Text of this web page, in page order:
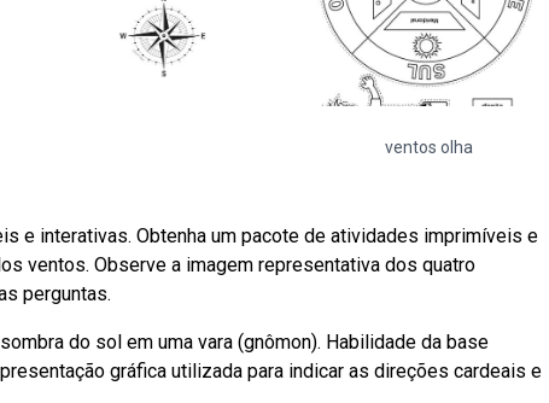
ventos olha
e interativas. Obtenha um pacote de atividades imprimíveis e
ventos. Observe a imagem representativa dos quatro
perguntas.
do sol em uma vara (gnômon). Habilidade da base
gráfica utilizada para indicar as direções cardeais e